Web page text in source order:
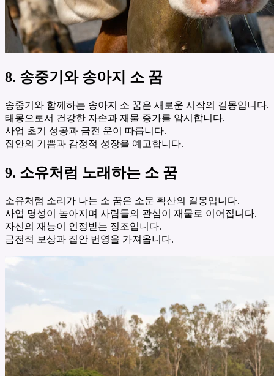
8. 송중기와 송아지 소 꿈
송중기와 함께하는 송아지 소 꿈은 새로운 시작의 길몽입니다.
태몽으로서 건강한 자손과 재물 증가를 암시합니다.
사업 초기 성공과 금전 운이 따릅니다.
집안의 기쁨과 감정적 성장을 예고합니다.
9. 소유처럼 노래하는 소 꿈
소유처럼 소리가 나는 소 꿈은 소문 확산의 길몽입니다.
사업 명성이 높아지며 사람들의 관심이 재물로 이어집니다.
자신의 재능이 인정받는 징조입니다.
금전적 보상과 집안 번영을 가져옵니다.